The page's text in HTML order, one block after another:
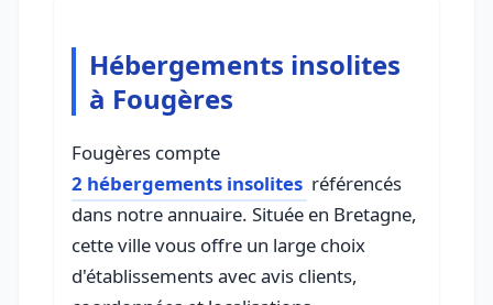
Hébergements insolites
à Fougères
Fougères compte
2 hébergements insolites référencés
dans notre annuaire. Située en Bretagne,
cette ville vous offre un large choix
d'établissements avec avis clients,